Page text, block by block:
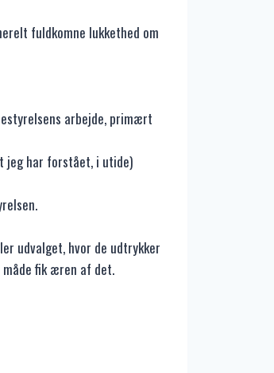
fuldkomne lukkethed om
arbejde, primært
jeg har forstået, i utide)
udvalget, hvor de udtrykker
måde fik æren af det.